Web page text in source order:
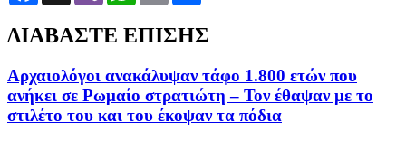
ΔΙΑΒΑΣΤΕ ΕΠΙΣΗΣ
Αρχαιολόγοι ανακάλυψαν τάφο 1.800 ετών που
ανήκει σε Ρωμαίο στρατιώτη – Τον έθαψαν με το
στιλέτο του και του έκοψαν τα πόδια